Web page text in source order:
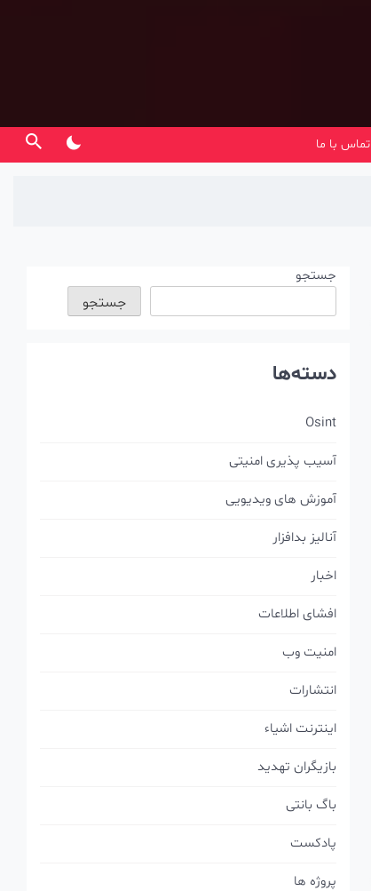
تماس با ما
جستجو
جستجو
دسته‌ها
Osint
آسیب پذیری امنیتی
آموزش های ویدیویی
آنالیز بدافزار
اخبار
افشای اطلاعات
امنیت وب
انتشارات
اینترنت اشیاء
بازیگران تهدید
باگ بانتی
پادکست
پروژه ها